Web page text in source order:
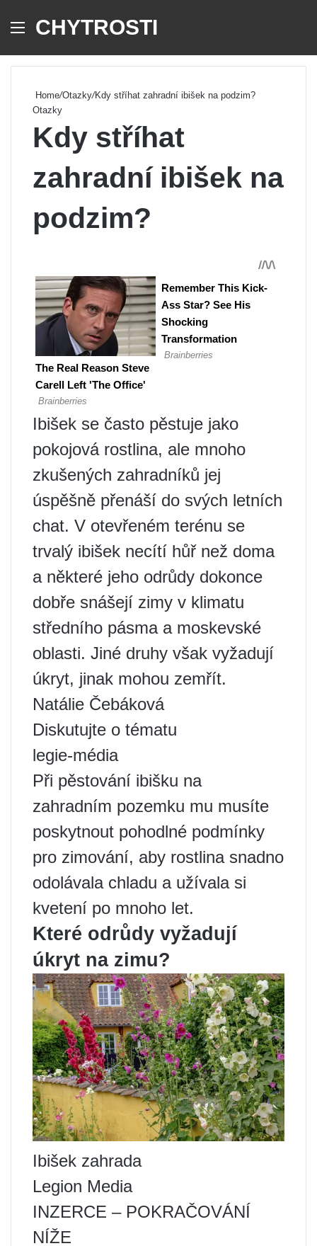
Menu
CHYTROSTI
Home/Otazky/Kdy stříhat zahradní ibišek na podzim?
Otazky
Kdy stříhat
zahradní ibišek na
podzim?
Ibišek se často pěstuje jako
pokojová rostlina, ale mnoho
zkušených zahradníků jej
úspěšně přenáší do svých letních
chat. V otevřeném terénu se
trvalý ibišek necítí hůř než doma
a některé jeho odrůdy dokonce
dobře snášejí zimy v klimatu
středního pásma a moskevské
oblasti. Jiné druhy však vyžadují
úkryt, jinak mohou zemřít.
Natálie Čebáková
Diskutujte o tématu
legie-média
Při pěstování ibišku na
zahradním pozemku mu musíte
poskytnout pohodlné podmínky
pro zimování, aby rostlina snadno
odolávala chladu a užívala si
kvetení po mnoho let.
Které odrůdy vyžadují
úkryt na zimu?
Ibišek zahrada
Legion Media
INZERCE – POKRAČOVÁNÍ
NÍŽE